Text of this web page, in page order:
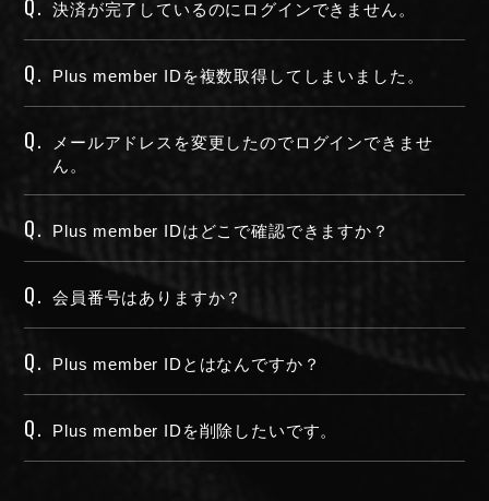
Q. 決済が完了しているのにログインできません。
Q. Plus member IDを複数取得してしまいました。
Q.
メールアドレスを変更したのでログインできませ
ん。
Q. Plus member IDはどこで確認できますか？
Q. 会員番号はありますか？
Q. Plus member IDとはなんですか？
Q. Plus member IDを削除したいです。